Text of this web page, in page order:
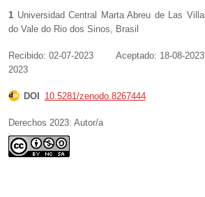
1 Universidad Central Marta Abreu de Las
do Vale do Rio dos Sinos, Brasil
Recibido: 02-07-2023 Aceptado: 18-08-2023
2023
DOI 10.5281/zenodo.8267444
Derechos 2023: Autor/a